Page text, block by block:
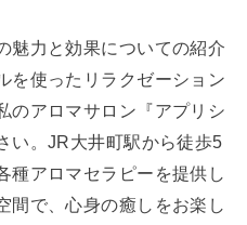
魅力と効果についての紹介
を使ったリラクゼーション
のアロマサロン『アプリシ
い。JR大井町駅から徒歩5
種アロマセラピーを提供し
間で、心身の癒しをお楽し